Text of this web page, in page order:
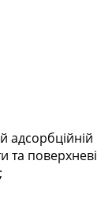
адсорбційній
та поверхневі